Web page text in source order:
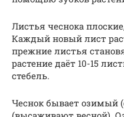
Листья чеснока
Каждый новый лист
прежние листья
растение даёт 10-15
стебель.
Чеснок бывает озимый